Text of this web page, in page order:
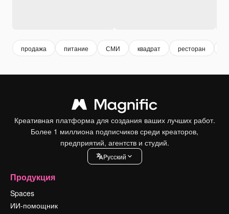
продажа питание СМИ квадрат ресторан
Креативная платформа для создания ваших лучших работ.
Более 1 миллиона подписчиков среди креаторов,
предприятий, агентств и студий.
Pусский
Продукция
Spaces
ИИ-помощник